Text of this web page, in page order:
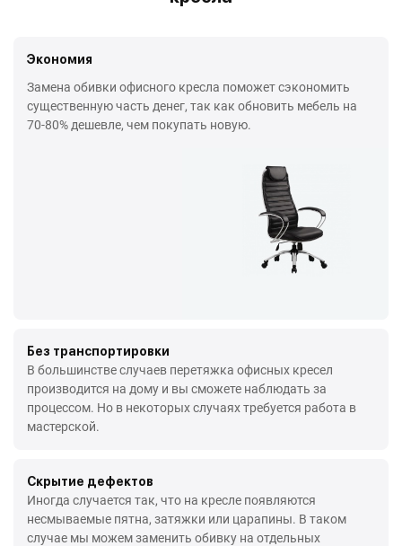
Экономия
Замена обивки офисного кресла поможет сэкономить
существенную часть денег, так как обновить мебель на
70-80% дешевле, чем покупать новую.
Без транспортировки
В большинстве случаев перетяжка офисных кресел
производится на дому и вы сможете наблюдать за
процессом. Но в некоторых случаях требуется работа в
мастерской.
Скрытие дефектов
Иногда случается так, что на кресле появляются
несмываемые пятна, затяжки или царапины. В таком
случае мы можем заменить обивку на отдельных